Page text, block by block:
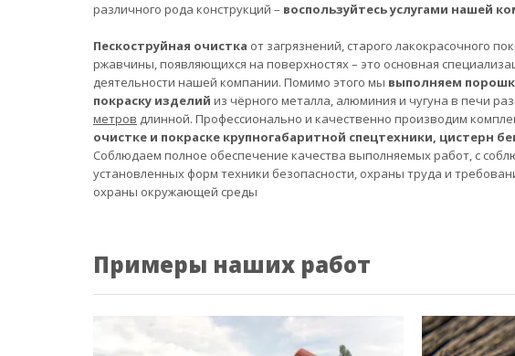
различного рода конструкций – воспользуйтесь услугами нашей
Пескоструйная очистка от загрязнений, старого лакокрасочного
ржавчины, появляющихся на поверхностях – это основная
деятельности нашей компании. Помимо этого мы выполняем
покраску изделий из чёрного металла, алюминия и чугуна в печи
метров длинной. Профессионально и качественно производим
очистке и покраске крупногабаритной спецтехники, цистерн
Соблюдаем полное обеспечение качества выполняемых работ, с
установленных форм техники безопасности, охраны труда и
охраны окружающей среды
Примеры наших работ